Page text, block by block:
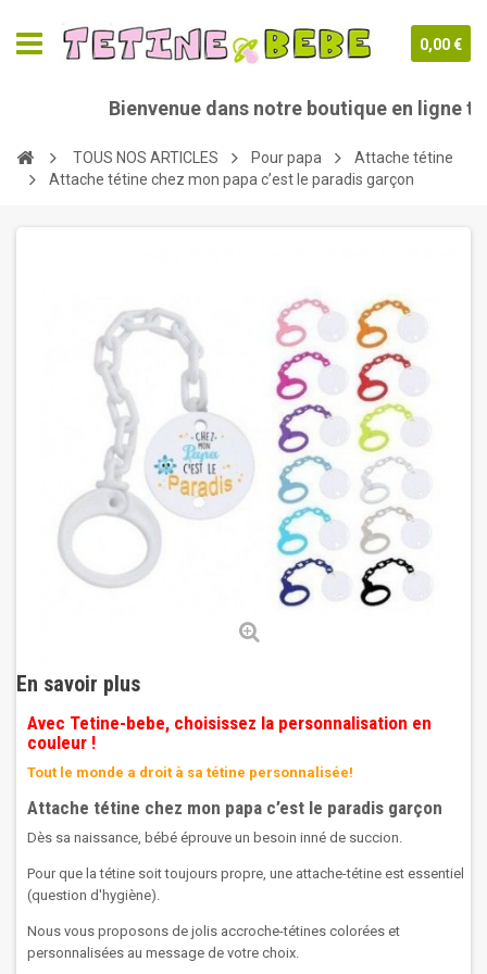
0,00 €
Bienvenue dans notre boutique en ligne
TOUS NOS ARTICLES Pour papa
Attache tétine
Attache tétine chez mon papa c’est le paradis garçon
En savoir plus
Avec Tetine-bebe, choisissez la personnalisation en
couleur !
Tout le monde a droit à sa tétine personnalisée!
Attache tétine chez mon papa c’est le paradis garçon
Dès sa naissance, bébé éprouve un besoin inné de succion.
Pour que la tétine soit toujours propre, une attache-tétine est essentiel
(question d'hygiène).
Nous vous proposons de jolis accroche-tétines colorées et
personnalisées au message de votre choix.